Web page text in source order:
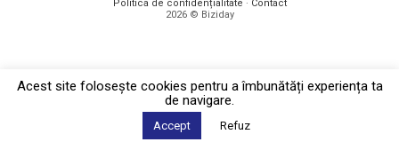
Politica de confidențialitate · Contact
2026 © Biziday
Acest site foloseşte cookies pentru a îmbunătăți experiența ta
de navigare.
Accept Refuz